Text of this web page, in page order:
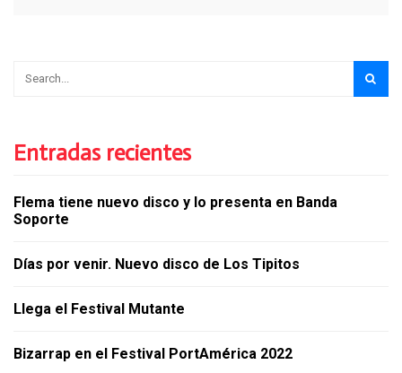
Entradas recientes
Flema tiene nuevo disco y lo presenta en Banda
Soporte
Días por venir. Nuevo disco de Los Tipitos
Llega el Festival Mutante
Bizarrap en el Festival PortAmérica 2022